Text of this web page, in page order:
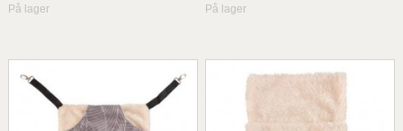
På lager På lager